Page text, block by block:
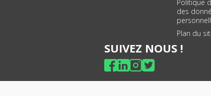
Politique
des
Plan du
SUIVEZ NOUS !